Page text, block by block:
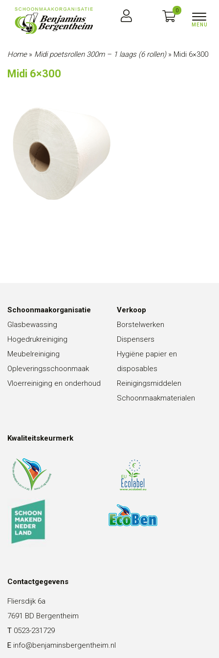
0
Home» Midi poetsrollen 300m – 1 laags (6 rollen)» Midi 6×300
Midi 6×300
Schoonmaakorganisatie
Glasbewassing
Hogedrukreiniging
Meubelreiniging
Opleveringsschoonmaak
Vloerreiniging en onderhoud
Verkoop
Borstelwerken
Dispensers
Hygiëne papier en
disposables
Reinigingsmiddelen
Schoonmaakmaterialen
Kwaliteitskeurmerk
Contactgegevens
Fliersdijk 6a
7691 BD Bergentheim
T 0523-231729
E info@benjaminsbergentheim.nl